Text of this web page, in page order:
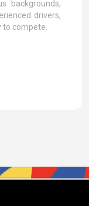
backgrounds,
drivers,
compete.